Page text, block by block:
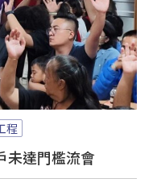
程
未達門檻流會